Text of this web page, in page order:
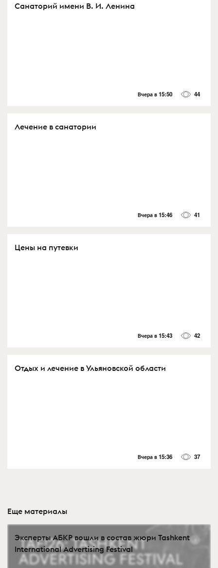
Санаторий имени В. И. Ленина
Вчера в 15:50 44
Лечение в санатории
Вчера в 15:46 41
Цены на путевки
Вчера в 15:43 42
Отдых и лечение в Ульяновской области
Вчера в 15:36 37
Еще материалы
Эксперты АБКР вошли в состав жюри Tashkent
International Advertising Festival